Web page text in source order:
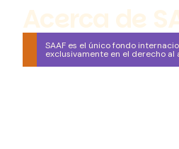
Acerca de
SAAF es el único fondo
exclusivamente en el derecho al